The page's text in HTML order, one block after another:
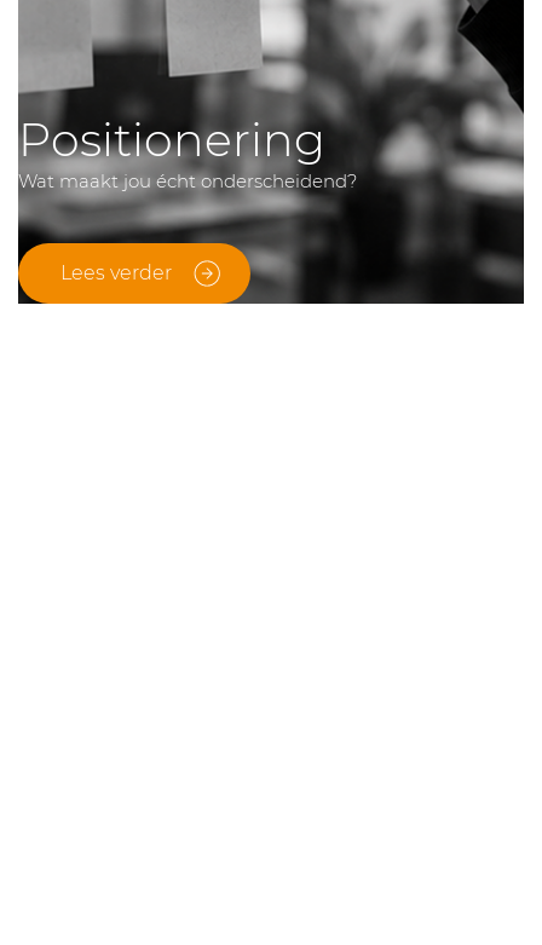
Positionering
Wat maakt jou écht onderscheidend?
Lees verder